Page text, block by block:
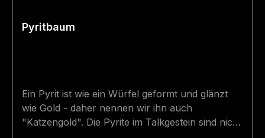
Pyritbaum
Ein Pyrit ist wie ein Würfel geformt und glänzt
wie Gold - daher nennen wir ihn auch
"Katzengold". Die Pyrite im Talkgestein sind nicht